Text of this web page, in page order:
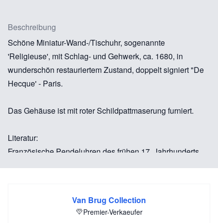
Beschreibung
Schöne Miniatur-Wand-/Tischuhr, sogenannte
'Religieuse', mit Schlag- und Gehwerk, ca. 1680, in
wunderschön restauriertem Zustand, doppelt signiert "De
Hecque' - Paris.
Das Gehäuse ist mit roter Schildpattmaserung furniert.
Literatur:
Französische Pendeluhren des frühen 17. Jahrhunderts,
Van Brug Collection
Premier-Verkaeufer